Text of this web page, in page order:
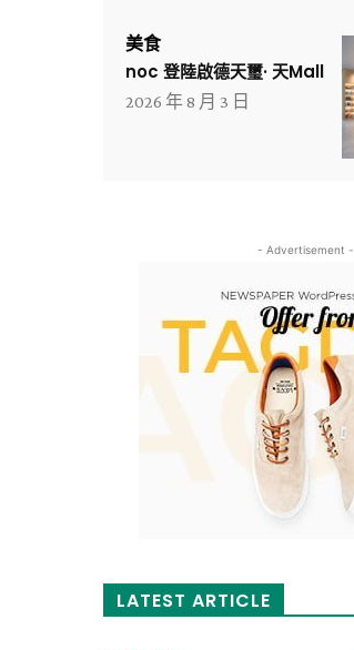
美食
noc 登陸啟德天璽· 天Mall
2026 年 8 月 3 日
- Advertisement -
LATEST ARTICLE